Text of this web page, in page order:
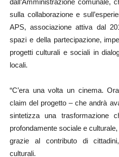
dall’Amministrazione comunale,
sulla collaborazione e
APS, associazione attiva dal
spazi e della partecipazione,
progetti culturali e sociali in
locali.
“C’era una volta un cinema.
claim del progetto – che andrà
sintetizza una trasformazione
profondamente sociale e
grazie al contributo di
culturali.